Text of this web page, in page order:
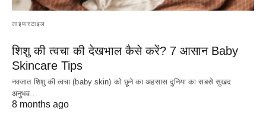
लाइफस्टाइल
शिशु की त्वचा की देखभाल कैसे करें? 7 आसान Baby
Skincare Tips
नवजात शिशु की त्वचा (baby skin) को छूने का अहसास दुनिया का सबसे सुखद
अनुभव…
8 months ago